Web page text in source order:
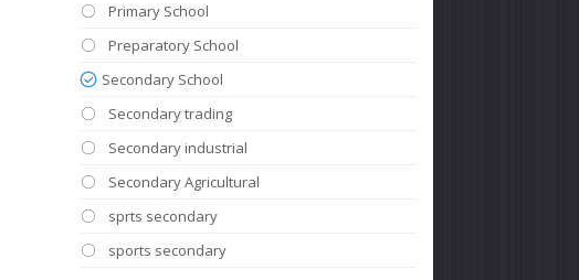
Primary School
Preparatory School
Secondary School
Secondary trading
Secondary industrial
Secondary Agricultural
sprts secondary
sports secondary